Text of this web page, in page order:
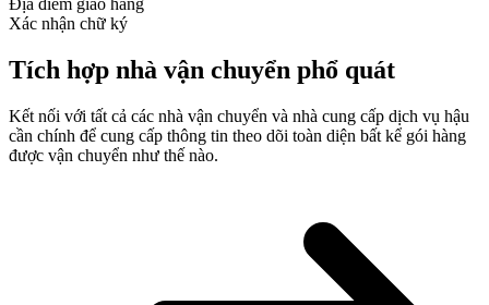
Địa điểm giao hàng
Xác nhận chữ ký
Tích hợp nhà vận chuyển phổ quát
Kết nối với tất cả các nhà vận chuyển và nhà cung cấp dịch vụ hậu
cần chính để cung cấp thông tin theo dõi toàn diện bất kể gói hàng
được vận chuyển như thế nào.